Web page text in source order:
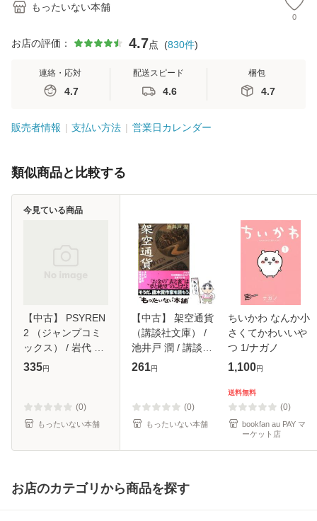
もったいない本舗
0
お店の評価： 4.7点 (830件)
連絡・応対
4.7
配送スピード
4.6
梱包
4.7
販売者情報 支払い方法 営業日カレンダー
類似商品と比較する
【中古】 PSYREN
2 （ジャンプコミ
ックス） / 岩代 俊
明 / 集英社 [コミッ
335円
(0)
もったいない本舗
今見ている商品
【中古】 架空通貨
（講談社文庫） /
池井戸 潤 / 講談社
[文庫]【メール便送
261円
(0)
もったいない本舗
ちいかわ なんか小
さくてかわいいや
つ 1/ナガノ
1,100円
送料無料
(0)
bookfan au PAY マ
ーケット店
お店のカテゴリから商品を探す